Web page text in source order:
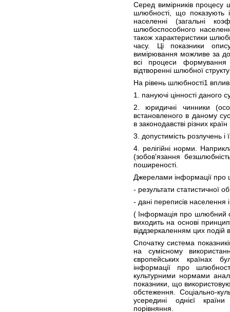
Серед вимірників процесу
шлюбності, що показують
населенні (загальні
шлюбоспособного
також характеристики
часу. Ці показники
вимірювання можливе за
всі процеси
відтворенні шлюбної
На рівень шлюбності1
1. пануючі цінності даного
2. юридичні чинники
встановленого в даному
в законодавстві різних
3. допустимість розлучень і
4. релігійні норми.
(зобов'язання
поширеності.
Джерелами інформації про
- результати статистичної
- дані переписів населення
( Інформація про шлюбний
виходить на основі
віддзеркаленням цих
Спочатку система
на сумісному
європейських країнах
інформації про
культурними нормами
показники, що
обстеження. Соціально-
усередині однієї
порівняння.